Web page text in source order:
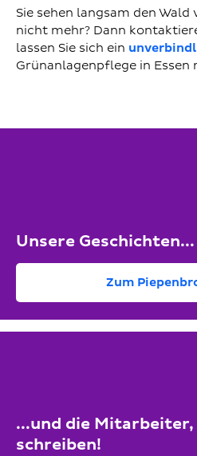
Sie sehen langsam den
nicht mehr? Dann
lassen Sie sich ein
Grünanlagenpflege in Essen
Unsere Geschichten...
Zum
...und die Mitarbeiter,
schreiben!